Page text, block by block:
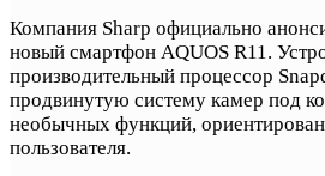
Компания Sharp официально
новый смартфон AQUOS R11.
производительный процессор
продвинутую систему камер под
необычных функций,
пользователя.